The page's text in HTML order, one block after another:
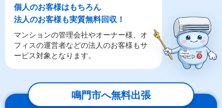
個人のお客様はもちろん
法人のお客様も実質無料回収！
マンションの管理会社やオーナー様、オ
フィスの運営者などの法人のお客様もサ
ービス対象となります。
鳴門市へ無料出張